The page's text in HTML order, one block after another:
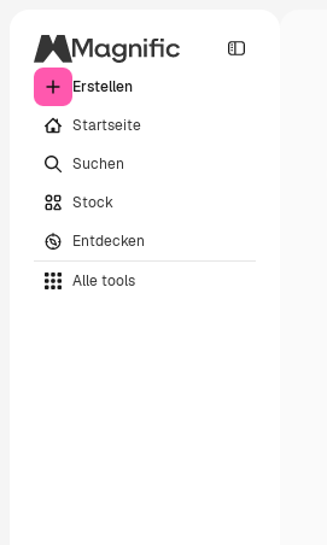
Erstellen
Startseite
Suchen
Stock
Entdecken
Alle tools